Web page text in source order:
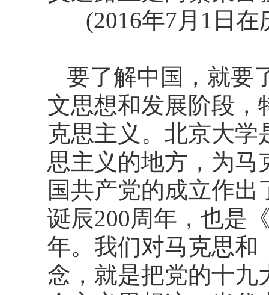
(2016年7月1日
要了解中国，就要
文思想和发展阶段，
克思主义。北京大学
思主义的地方，为马
国共产党的成立作
诞辰200周年，也是
年。我们对马克思和
念，就是把党的十九